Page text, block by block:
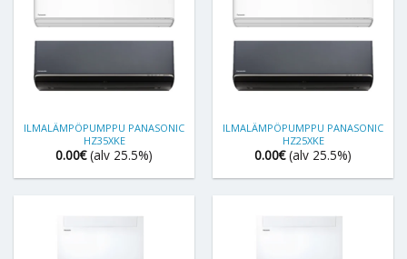
ILMALÄMPÖPUMPPU PANASONIC
HZ35XKE
0.00€ (alv 25.5%)
ILMALÄMPÖPUMPPU PANASONIC
HZ25XKE
0.00€ (alv 25.5%)